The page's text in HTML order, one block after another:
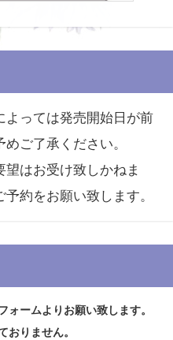
よっては発売開始日が前
ご了承ください。
望はお受け致しかねま
約をお願い致します。
ームよりお願い致します。
おりません。